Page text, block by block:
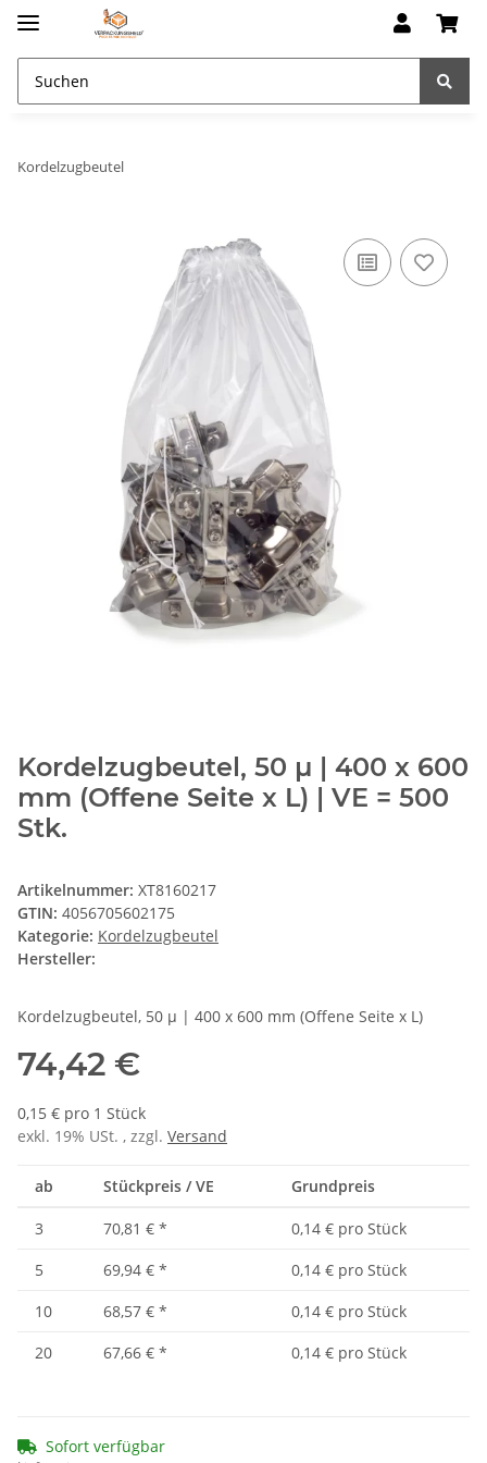
Kordelzugbeutel
Kordelzugbeutel, 50 µ | 400 x 600
mm (Offene Seite x L) | VE = 500
Stk.
Artikelnummer: XT8160217
GTIN: 4056705602175
Kategorie: Kordelzugbeutel
Hersteller:
Kordelzugbeutel, 50 µ | 400 x 600 mm (Offene Seite x L)
74,42 €
0,15 € pro 1 Stück
exkl. 19% USt. , zzgl. Versand
ab Stückpreis / VE Grundpreis
3 70,81 € *
0,14 € pro Stück
5
69,94 € *
0,14 € pro Stück
10
68,57 € *
0,14 € pro Stück
20
67,66 € * 0,14 € pro Stück
Sofort verfügbar